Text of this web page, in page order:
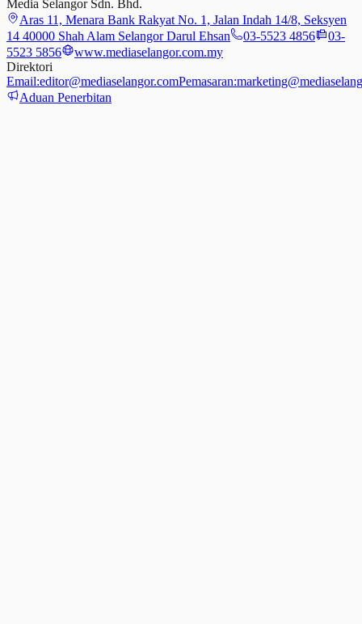
Media Selangor Sdn. Bhd.
Aras 11, Menara Bank Rakyat No. 1, Jalan Indah 14/8, Seksyen
14 40000 Shah Alam Selangor Darul Ehsan
03-5523 4856
03-
5523 5856
www.mediaselangor.com.my
Direktori
Email:editor@mediaselangor.comPemasaran:
Aduan Penerbitan